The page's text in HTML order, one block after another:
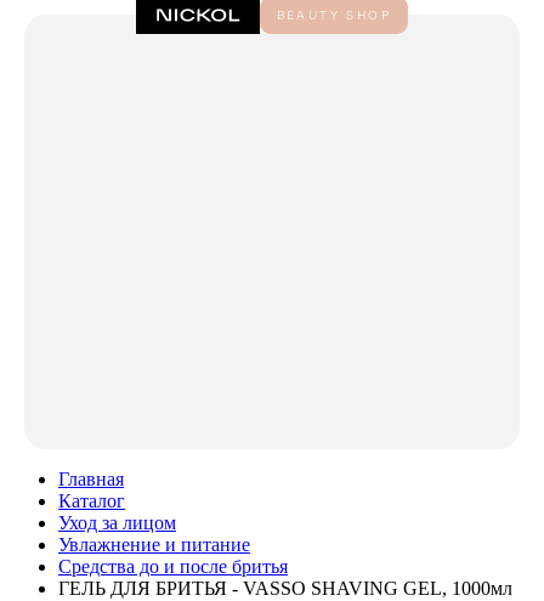
Главная
Каталог
Уход за лицом
Увлажнение и питание
Средства до и после бритья
ГЕЛЬ ДЛЯ БРИТЬЯ - VASSO SHAVING GEL, 1000мл